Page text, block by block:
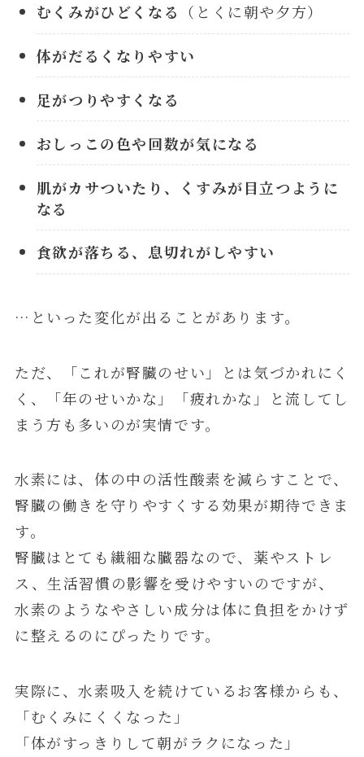
むくみがひどくなる （とくに朝や夕方）
体がだるくなりやすい
足がつりやすくなる
おしっこの色や回数が気になる
肌がカサついたり、くすみが目立つように
なる
食欲が落ちる、息切れがしやすい
…といった変化が出ることがあります。
ただ、「これが腎臓のせい」とは気づかれにく
く、「年のせいかな」「疲れかな」と流してし
まう方も多いのが実情です。
水素には、体の中の活性酸素を減らすことで、
腎臓の働きを守りやすくする効果が期待できま
す。
腎臓はとても繊細な臓器なので、薬やストレ
ス、生活習慣の影響を受けやすいのですが、
水素のようなやさしい成分は体に負担をかけず
に整えるのにぴったりです。
実際に、水素吸入を続けているお客様からも、
「むくみにくくなった」
「体がすっきりして朝がラクになった」